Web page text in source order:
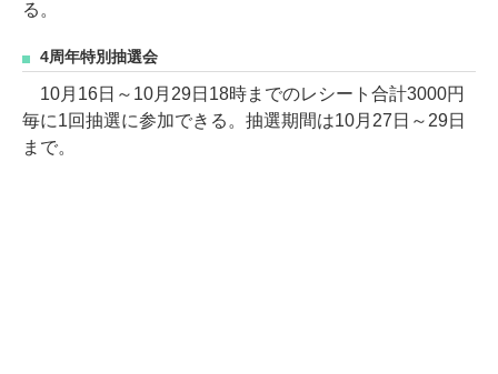
る。
4周年特別抽選会
10月16日～10月29日18時までのレシート合計3000円
毎に1回抽選に参加できる。抽選期間は10月27日～29日
まで。